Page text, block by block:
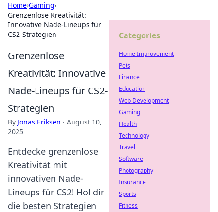
Home›Gaming›
Grenzenlose Kreativität:
Innovative Nade-Lineups für
CS2-Strategien
Grenzenlose
Kreativität: Innovative
Nade-Lineups für CS2-
Strategien
By Jonas Eriksen · August 10,
2025
Entdecke grenzenlose
Kreativität mit
innovativen Nade-
Lineups für CS2! Hol dir
die besten Strategien
Categories
Home Improvement
Pets
Finance
Education
Web Development
Gaming
Health
Technology
Travel
Software
Photography
Insurance
Sports
Fitness